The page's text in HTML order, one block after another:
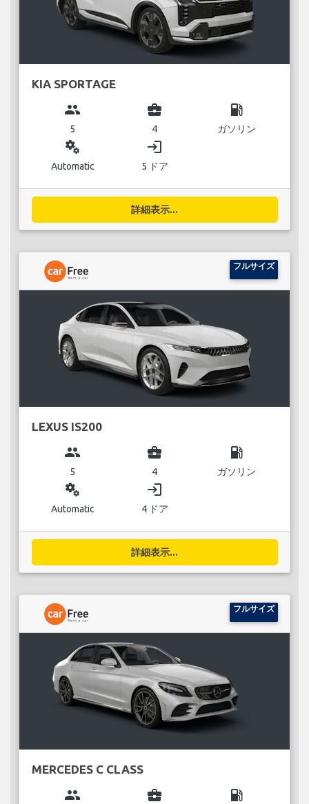
KIA SPORTAGE
group
5
business_center
4
local_gas_station
ガソリン
miscellaneous_services
Automatic
login
5 ドア
詳細表示...
フルサイズ
LEXUS IS200
group
5
business_center
4
local_gas_station
ガソリン
miscellaneous_services
Automatic
login
4 ドア
詳細表示...
フルサイズ
MERCEDES C CLASS
group business_center local_gas_station